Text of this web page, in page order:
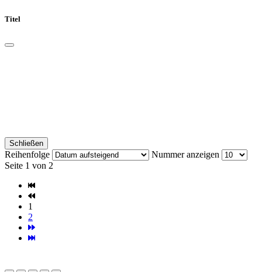
Titel
Schließen
Reihenfolge
Nummer anzeigen
Seite 1 von 2
1
2